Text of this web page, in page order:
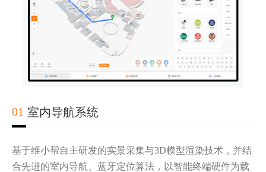
01 室内导航系统
基于维小帮自主研发的实景采集与3D模型渲染技术，并结
合先进的室内导航、蓝牙定位算法，以智能终端硬件为载
02
03
04